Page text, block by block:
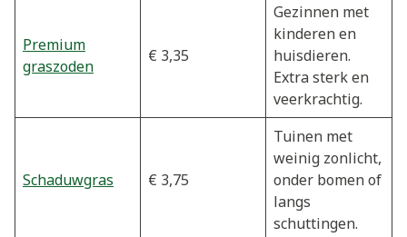
Premium
graszoden
€ 3,35
Gezinnen met
kinderen en
huisdieren.
Extra sterk en
veerkrachtig.
Schaduwgras € 3,75
Tuinen met
weinig zonlicht,
onder bomen of
langs
schuttingen.